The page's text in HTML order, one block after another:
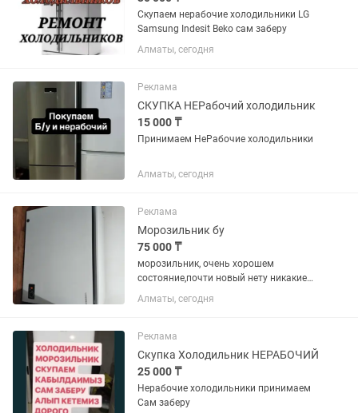
Скупаем нерабочие холодильники LG
Samsung Indesit Beko сам заберу
Алматы, сегодня
Реклама
СКУПКА НЕРабочий холодильник
15 000 ₸
Принимаем НеРабочие холодильники
Алматы, сегодня
Реклама
Морозильник бу
75 000 ₸
морозильник, очень хорошем
состояние,почти новый нету никакие
минусы.317 л
Алматы, сегодня
Реклама
Скупка Холодильник НЕРАБОЧИЙ
25 000 ₸
Нерабочие холодильники принимаем
Сам заберу